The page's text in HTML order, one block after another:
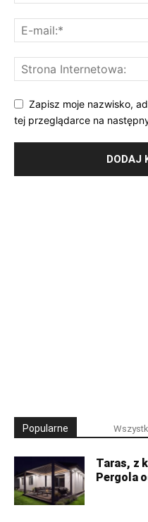
Zapisz moje nazwisko,
tej przeglądarce na
Popularne
Taras, z
Pergola